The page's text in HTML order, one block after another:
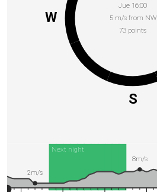
Jue 16:00
5 m/s from NW
73 points
S
W
Next night
8m/s
2m/s